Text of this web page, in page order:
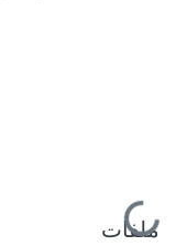
جاري التحميل...
ملفات